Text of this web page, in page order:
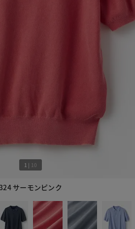
サーモンピンク
1 | 10